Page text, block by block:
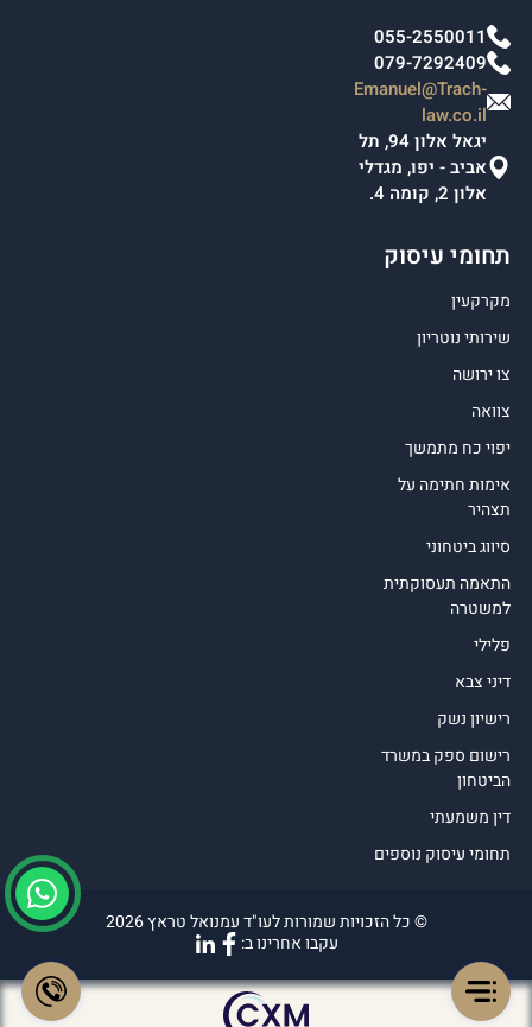
055-2550011
079-7292409
Emanuel@Trach-
law.co.il
יגאל אלון 94, תל
אביב - יפו, מגדלי
אלון 2, קומה 4.
תחומי עיסוק
מקרקעין
שירותי נוטריון
צו ירושה
צוואה
יפוי כח מתמשך
אימות חתימה על
תצהיר
סיווג ביטחוני
התאמה תעסוקתית
למשטרה
פלילי
דיני צבא
רישיון נשק
רישום ספק במשרד
הביטחון
דין משמעתי
תחומי עיסוק נוספים
© כל הזכויות שמורות לעו"ד עמנואל טראץ 2026
עקבו אחרינו ב: